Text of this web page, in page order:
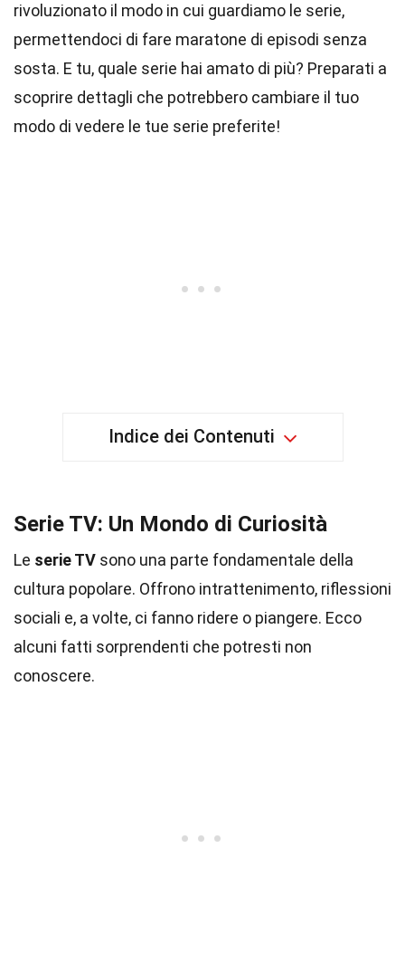
rivoluzionato il modo in cui guardiamo le serie,
permettendoci di fare maratone di episodi senza
sosta. E tu, quale serie hai amato di più? Preparati a
scoprire dettagli che potrebbero cambiare il tuo
modo di vedere le tue serie preferite!
Indice dei Contenuti
Serie TV: Un Mondo di Curiosità
Le serie TV sono una parte fondamentale della
cultura popolare. Offrono intrattenimento, riflessioni
sociali e, a volte, ci fanno ridere o piangere. Ecco
alcuni fatti sorprendenti che potresti non
conoscere.